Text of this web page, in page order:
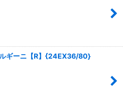
ギーニ【R】{24EX36/80}